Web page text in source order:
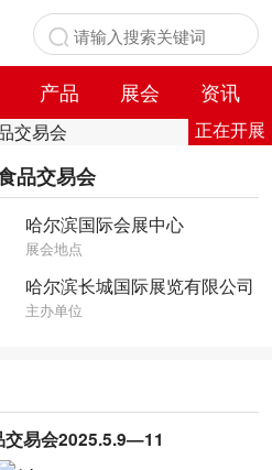
产品 展会
资讯
正在开展
品交易会
哈尔滨国际会展中心
展会地点
哈尔滨长城国际展览有限公司
主办单位
交易会2025.5.9—11